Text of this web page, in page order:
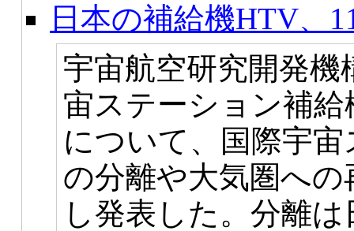
日本の補給機HTV、
宇宙航空研究開発
宙ステーション補
について、国際宇
の分離や大気圏へ
し発表した。分離